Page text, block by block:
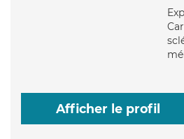
Afficher le profil